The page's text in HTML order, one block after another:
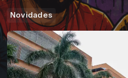
Novidades